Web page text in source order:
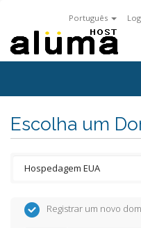
Português
Escolha um
Registrar um novo